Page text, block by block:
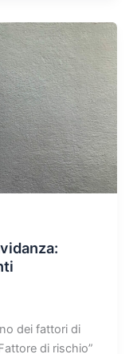
dei fattori di
di rischio”